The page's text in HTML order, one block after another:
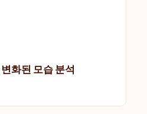
화된 모습 분석